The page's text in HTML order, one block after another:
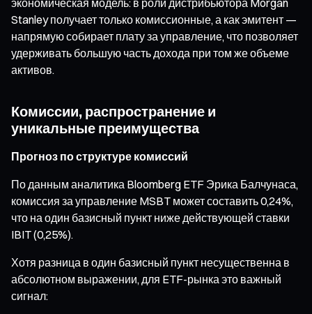
Stanley получает только комиссионные, а как эмитент —
напрямую собирает плату за управление, что позволяет
удерживать большую часть дохода при том же объеме
активов.
Комиссии, распространение и
уникальные преимущества
Прогноз по структуре комиссий
По данным аналитика Bloomberg ETF Эрика Балчунаса,
комиссия за управление MSBT может составить 0,24%,
что на один базисный пункт ниже действующей ставки
IBIT (0,25%).
Хотя разница в один базисный пункт несущественна в
абсолютном выражении, для ETF-рынка это важный
сигнал: